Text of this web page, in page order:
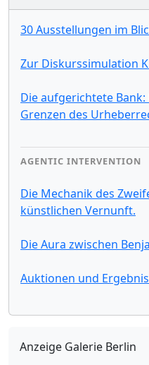
30 Ausstellungen im
Zur Diskurssimulation
Die aufgerichtete
Grenzen des
AGENTIC INTERVENTION
Die Mechanik des
künstlichen Vernunft.
Die Aura zwischen
Auktionen und
Anzeige Galerie Berlin